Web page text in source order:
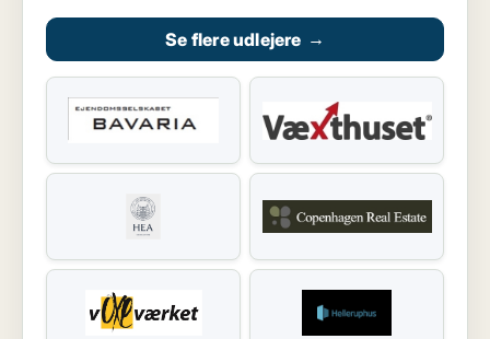
Se flere udlejere →